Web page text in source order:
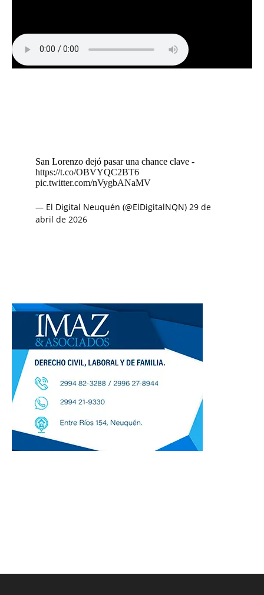
San Lorenzo dejó pasar una chance clave -
https://t.co/OBVYQC2BT6
pic.twitter.com/nVygbANaMV
— El Digital Neuquén (@ElDigitalNQN) 29 de
abril de 2026